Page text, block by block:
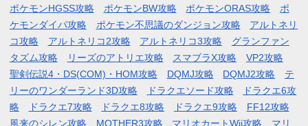
ポケモンHGSS攻略 ポケモンBW攻略 ポケモンORAS攻略
ポ
ケモンダイパ攻略
ポケモン不思議のダンジョン攻略
アルトネリ
コ攻略
アルトネリコ2攻略 アルトネリコ3攻略
グランファン
タズム攻略
リーズのアトリエ攻略 スマブラX攻略
VP2攻略
聖剣伝説4・DS(COM)・HOM攻略
DQMJ攻略 DQMJ2攻略
テ
リーのワンダーランド3D攻略
ドラクエソード攻略
ドラクエ6攻
略
ドラクエ7攻略 ドラクエ8攻略 ドラクエ9攻略
FF12攻略
風来のシレン攻略
MOTHER3攻略 マリオカートWii攻略 マリ